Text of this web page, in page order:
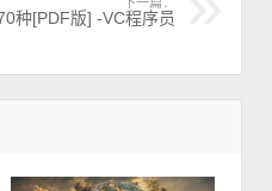
种[PDF版] -VC程序员